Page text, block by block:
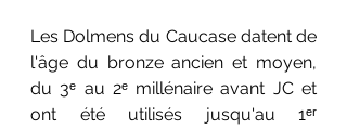
Les Dolmens du Caucase datent de
l'âge du bronze ancien et moyen,
du 3ᵉ au 2ᵉ millénaire avant JC et
ont été utilisés jusqu'au 1ᵉʳ